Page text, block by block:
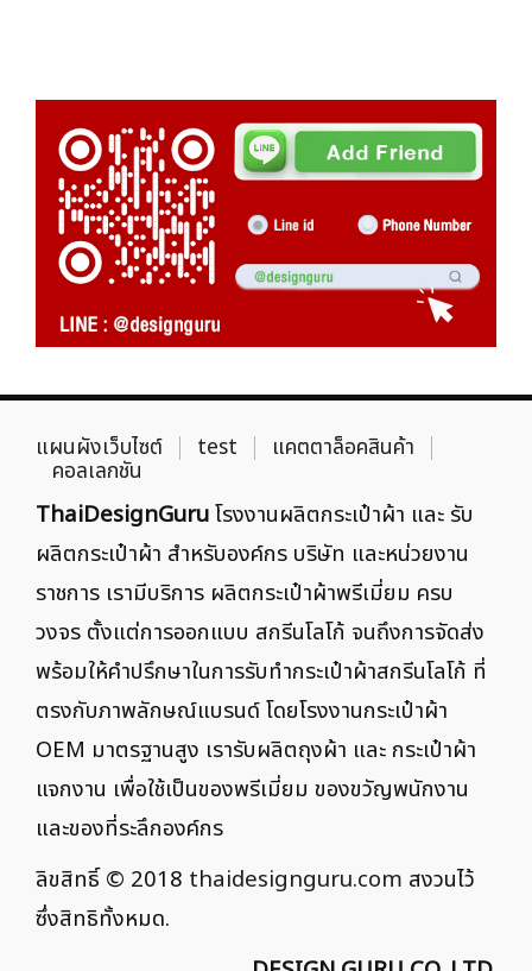
แผนผังเว็บไซต์ test แคตตาล็อคสินค้า
คอลเลกชัน
ThaiDesignGuruโรงงานผลิตกระเป๋าผ้า และ รับ
ผลิตกระเป๋าผ้า สำหรับองค์กร บริษัท และหน่วยงาน
ราชการ เรามีบริการ ผลิตกระเป๋าผ้าพรีเมี่ยม ครบ
วงจร ตั้งแต่การออกแบบ สกรีนโลโก้ จนถึงการจัดส่ง
พร้อมให้คำปรึกษาในการรับทำกระเป๋าผ้าสกรีนโลโก้ ที่
ตรงกับภาพลักษณ์แบรนด์ โดยโรงงานกระเป๋าผ้า
OEM มาตรฐานสูง เรารับผลิตถุงผ้า และ กระเป๋าผ้า
แจกงาน เพื่อใช้เป็นของพรีเมี่ยม ของขวัญพนักงาน
และของที่ระลึกองค์กร
ลิขสิทธิ์ © 2018 thaidesignguru.com สงวนไว้
ซึ่งสิทธิทั้งหมด.